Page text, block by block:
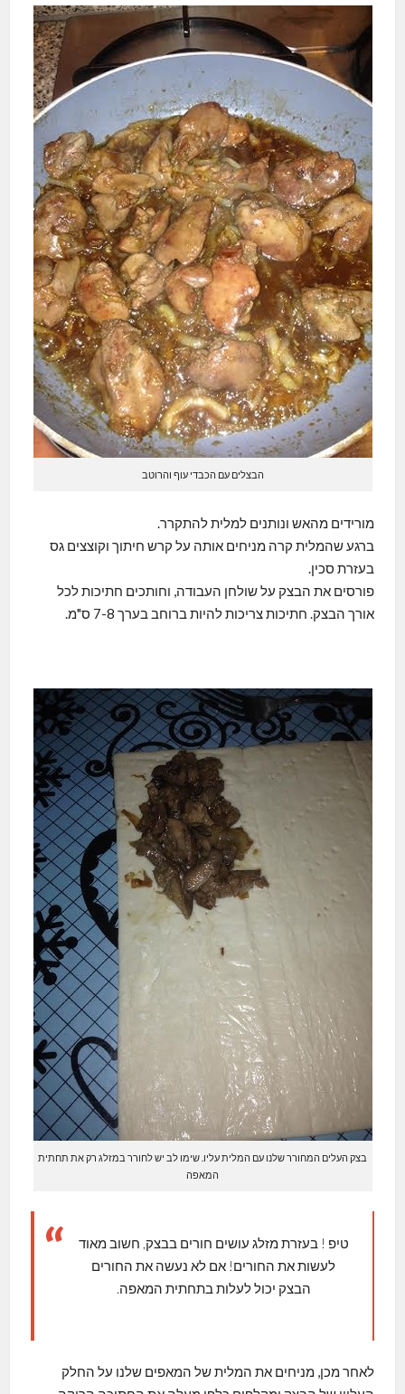
הבצלים עם הכבדי עוף והרוטב
מורידים מהאש ונותנים למלית להתקרר.
ברגע שהמלית קרה מניחים אותה על קרש חיתוך וקוצצים גס
בעזרת סכין.
פורסים את הבצק על שולחן העבודה, וחותכים חתיכות לכל
אורך הבצק. חתיכות צריכות להיות ברוחב בערך 7-8 ס"מ.
בצק העלים המחורר שלנו עם המלית עליו. שימו לב יש לחורר במזלג רק את תחתית
המאפה
טיפ ! בעזרת מזלג עושים חורים בבצק, חשוב מאוד
לעשות את החורים! אם לא נעשה את החורים
הבצק יכול לעלות בתחתית המאפה.
לאחר מכן, מניחים את המלית של המאפים שלנו על החלק